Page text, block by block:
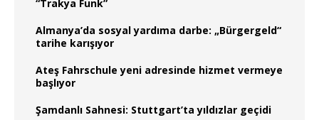
“Trakya Funk”
Almanya’da sosyal yardıma darbe: „Bürgergeld“
tarihe karışıyor
Ateş Fahrschule yeni adresinde hizmet vermeye
başlıyor
Şamdanlı Sahnesi: Stuttgart’ta yıldızlar geçidi